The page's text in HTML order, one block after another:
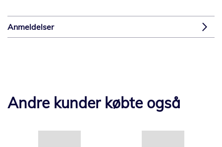
Anmeldelser
Andre kunder købte også